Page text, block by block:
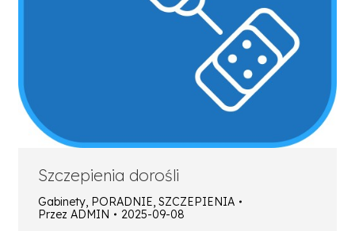
Szczepienia dorośli
Gabinety, PORADNIE, SZCZEPIENIA
Przez ADMIN 2025-09-08